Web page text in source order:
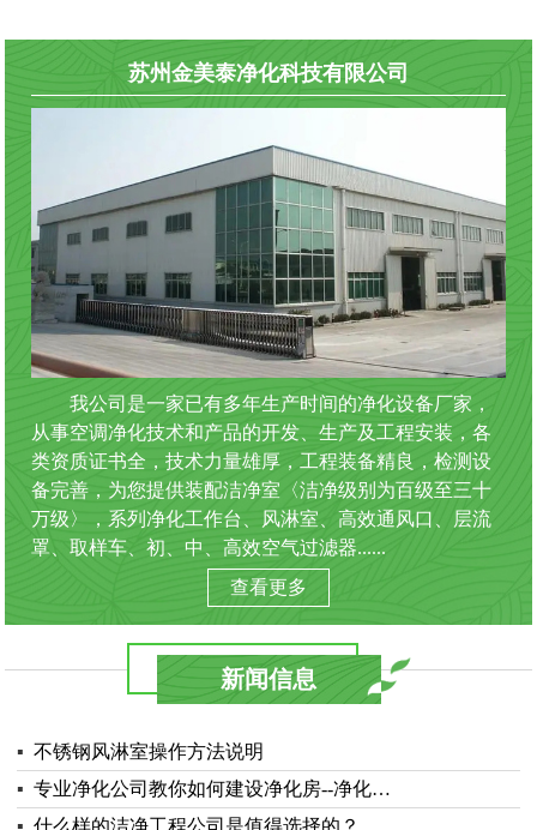
苏州金美泰净化科技有限公司
我公司是一家已有多年生产时间的净化设备厂家，
从事空调净化技术和产品的开发、生产及工程安装，各
类资质证书全，技术力量雄厚，工程装备精良，检测设
备完善，为您提供装配洁净室〈洁净级别为百级至三十
万级〉，系列净化工作台、风淋室、高效通风口、层流
罩、取样车、初、中、高效空气过滤器......
查看更多
新闻信息
▪ 不锈钢风淋室操作方法说明
▪ 专业净化公司教你如何建设净化房--净化…
▪ 什么样的洁净工程公司是值得选择的？